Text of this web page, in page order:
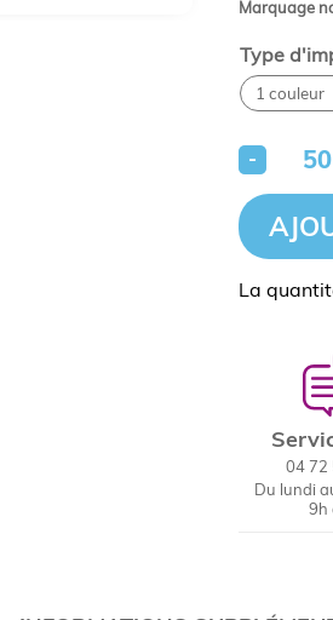
Marquage
Type
-
La
04 72
Du lundi
9h